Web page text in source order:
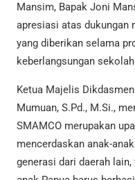
Mansim, Bapak Joni
apresiasi atas dukungan
yang diberikan selama
keberlangsungan
Ketua Majelis
Mumuan, S.Pd., M.Si.,
SMAMCO merupakan
mencerdaskan anak-
generasi dari daerah